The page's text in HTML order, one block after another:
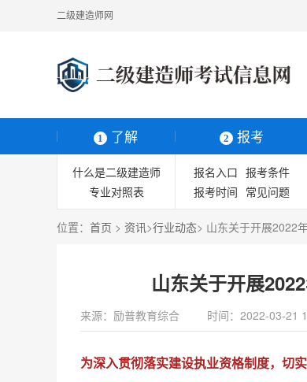
二级建造师网
1 了解 2 报考
什么是二级建造师
专业对照表
报名入口 报考条件
报考时间 常见问题
位置： 首页 > 资讯>行业动态> 山东关于开展2022
山东关于开展
来源： 励普教育综合 时间： 2022-03-21
为深入贯彻落实建设执业资格制度，切